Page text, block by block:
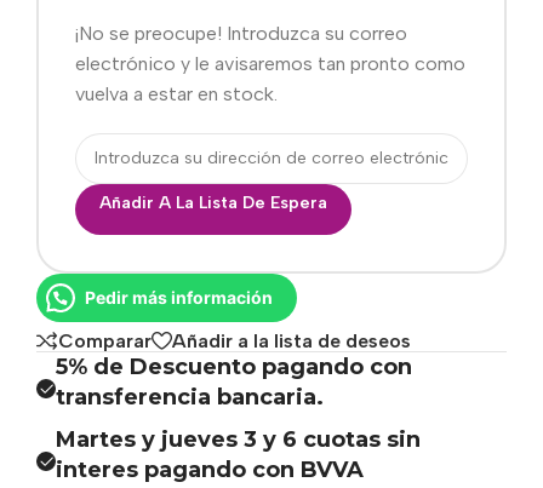
¡No se preocupe! Introduzca su correo
electrónico y le avisaremos tan pronto como
vuelva a estar en stock.
Añadir A La Lista De Espera
Pedir más información
Comparar Añadir a la lista de deseos
5% de Descuento pagando con
transferencia bancaria.
Martes y jueves 3 y 6 cuotas sin
interes pagando con BVVA